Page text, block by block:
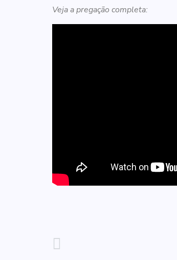
Veja a pregação completa: